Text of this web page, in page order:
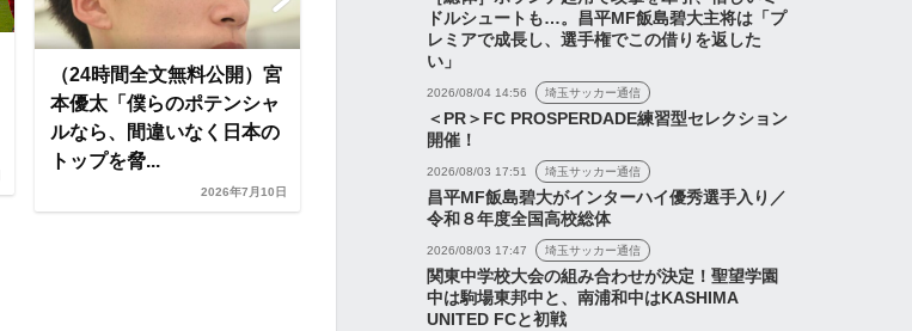
（24時間全文無料公開）宮
本優太「僕らのポテンシャ
ルなら、間違いなく日本の
トップを脅...
2026年7月10日
浦和レッズが明治大学DF
稲垣篤志の2027年加入内定
と特別指定承認を発表【プ
2026年8月6日
真』『練習試合全14ゴール
動画』など【浦和レッズネ
ドルシュートも…。昌平MF飯島碧大主将は「プ
レミアで成長し、選手権でこの借りを返した
い」
2026/08/04 14:56 埼玉サッカー通信
＜PR＞FC PROSPERDADE練習型セレクション
開催！
2026/08/03 17:51 埼玉サッカー通信
昌平MF飯島碧大がインターハイ優秀選手入り／
令和８年度全国高校総体
2026/08/03 17:47 埼玉サッカー通信
関東中学校大会の組み合わせが決定！聖望学園
中は駒場東邦中と、南浦和中はKASHIMA
UNITED FCと初戦